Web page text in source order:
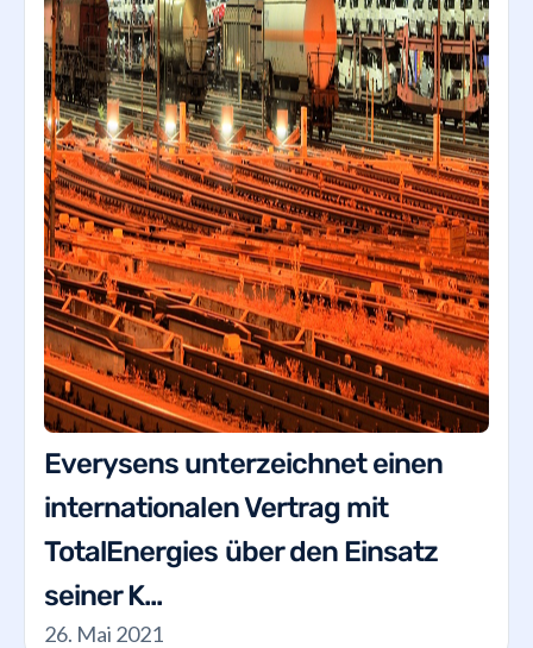
Everysens unterzeichnet einen
internationalen Vertrag mit
TotalEnergies über den Einsatz
seiner K...
26. Mai 2021